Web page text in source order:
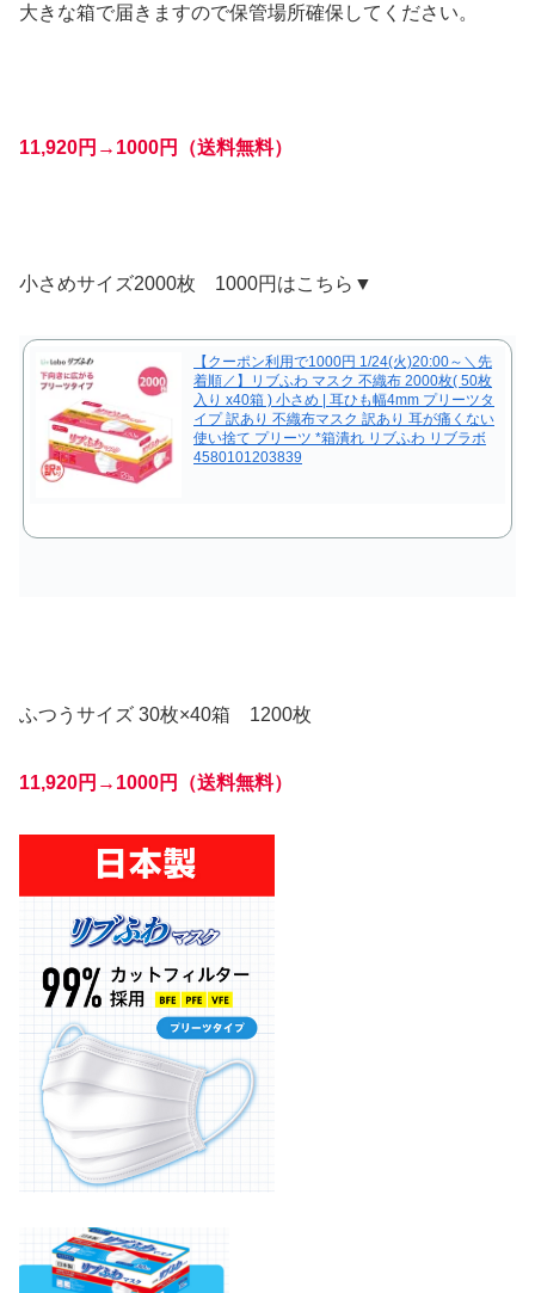
大きな箱で届きますので保管場所確保してください。
11,920円→1000円（送料無料）
小さめサイズ2000枚 1000円はこちら▼
【クーポン利用で1000円 1/24(火)20:00～＼先
着順／】リブふわ マスク 不織布 2000枚( 50枚
入り x40箱 ) 小さめ | 耳ひも幅4mm プリーツタ
イプ 訳あり 不織布マスク 訳あり 耳が痛くない
使い捨て プリーツ *箱潰れ リブふわ リブラボ
4580101203839
ふつうサイズ 30枚×40箱 1200枚
11,920円→1000円（送料無料）